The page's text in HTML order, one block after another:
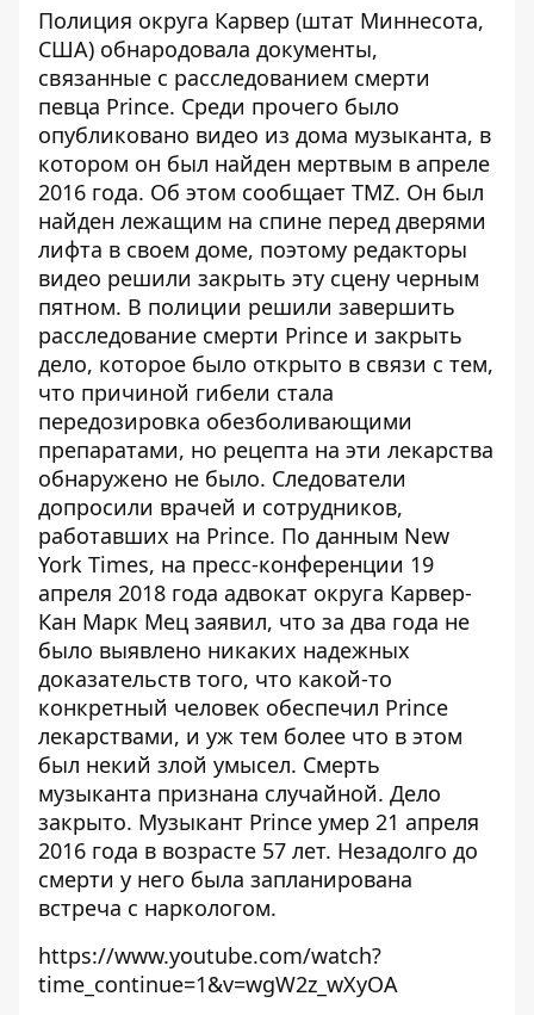
Полиция округа Карвер (штат Миннесота,
США) обнародовала документы,
связанные с расследованием смерти
певца Prince. Среди прочего было
опубликовано видео из дома музыканта, в
котором он был найден мертвым в апреле
2016 года. Об этом сообщает TMZ. Он был
найден лежащим на спине перед дверями
лифта в своем доме, поэтому редакторы
видео решили закрыть эту сцену черным
пятном. В полиции решили завершить
расследование смерти Prince и закрыть
дело, которое было открыто в связи с тем,
что причиной гибели стала
передозировка обезболивающими
препаратами, но рецепта на эти лекарства
обнаружено не было. Следователи
допросили врачей и сотрудников,
работавших на Prince. По данным New
York Times, на пресс-конференции 19
апреля 2018 года адвокат округа Карвер-
Кан Марк Мец заявил, что за два года не
было выявлено никаких надежных
доказательств того, что какой-то
конкретный человек обеспечил Prince
лекарствами, и уж тем более что в этом
был некий злой умысел. Смерть
музыканта признана случайной. Дело
закрыто. Музыкант Prince умер 21 апреля
2016 года в возрасте 57 лет. Незадолго до
смерти у него была запланирована
встреча с наркологом.
https://www.youtube.com/watch?
time_continue=1&v=wgW2z_wXyOA